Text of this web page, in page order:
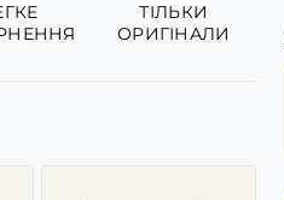
ТІЛЬКИ
ОРИГІНАЛИ